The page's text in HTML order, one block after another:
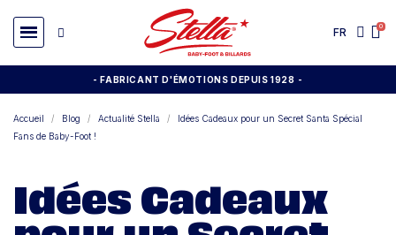
FR
- FABRICANT D'ÉMOTIONS DEPUIS 1928 -
Accueil Blog Actualité Stella
Idées Cadeaux pour un Secret Santa Spécial
Fans de Baby-Foot !
Idées Cadeaux